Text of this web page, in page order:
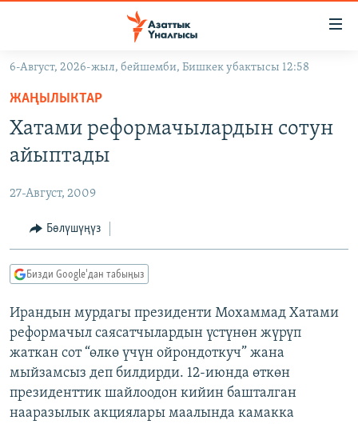
Навигацияга
өтүңүз
Издөөгө
салыңызКЫРГЫЗСТАН
ЭКОНОМИКА
МАДАНИЯТ
БОРБОР АЗИЯ
АТАЙЫН ИЛИКТӨӨ
ТВ ПРОГРАММАЛАР
ЭКСПЕРТТЕР ТАЛДАЙТ
БИЗ ЖАНА ДҮЙНӨ
ДАНИСТЕ
ЭЖЕ-СИҢДИЛЕР
АЗАТТЫК+
ӨЗГӨЧӨ ПИКИР
Русский
ОНЛАЙН ШЕРИНЕ
6-Август, 2026-жыл, бейшемби, Бишкек убактысы 12:58
ЖАҢЫЛЫКТАР
Хатами реформачылардын сотун
айыптады
27-Август, 2009
Бөлүшүңүз
Бизди Google'дан табыңыз
Ирандын мурдагы президенти Мохаммад Хатами
реформачыл саясатчылардын үстүнөн жүрүп
жаткан сот “өлкө үчүн ойрондоткуч” жана
мыйзамсыз деп билдирди. 12-июнда өткөн
президенттик шайлоодон кийин башталган
нааразылык акциялары маалында камакка